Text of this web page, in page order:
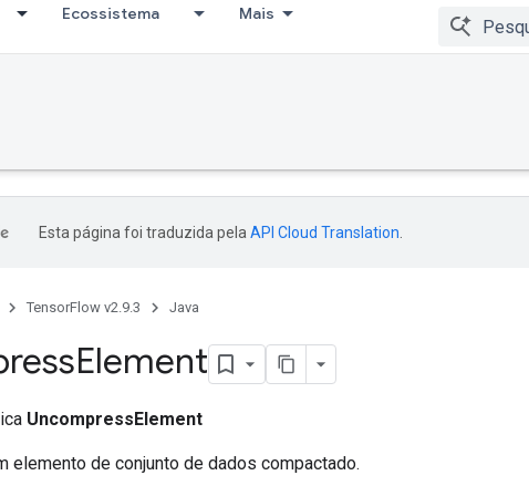
Ecossistema Mais
Esta página foi traduzida pela API Cloud Translation
TensorFlow v2.9.3 Java
Element
UncompressElement
elemento de conjunto de dados compactado.